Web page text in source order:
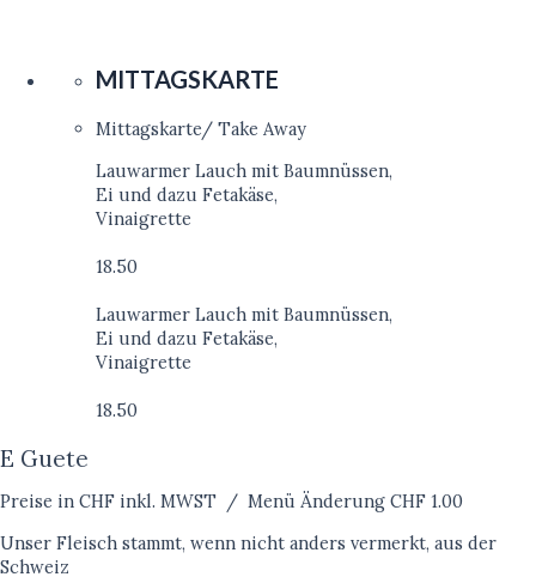
MITTAGSKARTE
Mittagskarte/ Take Away
Lauwarmer Lauch mit Baumnüssen,
Ei und dazu Fetakäse,
Vinaigrette
18.50
Lauwarmer Lauch mit Baumnüssen,
Ei und dazu Fetakäse,
Vinaigrette
18.50
E Guete
Preise in CHF inkl. MWST / Menü Änderung CHF 1.00
Unser Fleisch stammt, wenn nicht anders vermerkt, aus der
Schweiz